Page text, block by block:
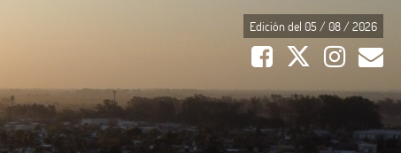
Edición del 05 / 08 / 2026